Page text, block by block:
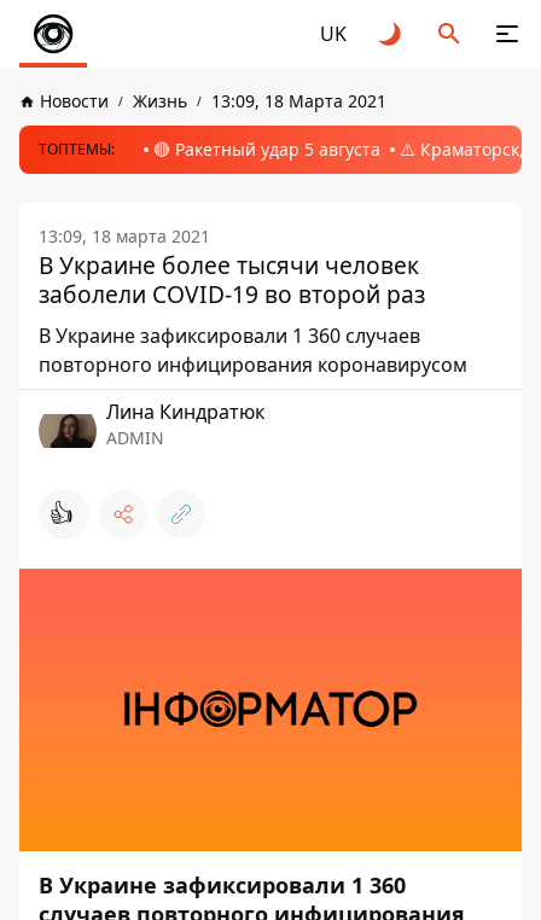
UK
Новости Жизнь 13:09, 18 Марта 2021
ТОПТЕМЫ: 🔴 Ракетный удар 5 августа ⚠️ Краматорск,
13:09, 18 марта 2021
В Украине более тысячи человек
заболели COVID-19 во второй раз
В Украине зафиксировали 1 360 случаев
повторного инфицирования коронавирусом
Лина Киндратюк
ADMIN
👍
В Украине зафиксировали 1 360
случаев повторного инфицирования